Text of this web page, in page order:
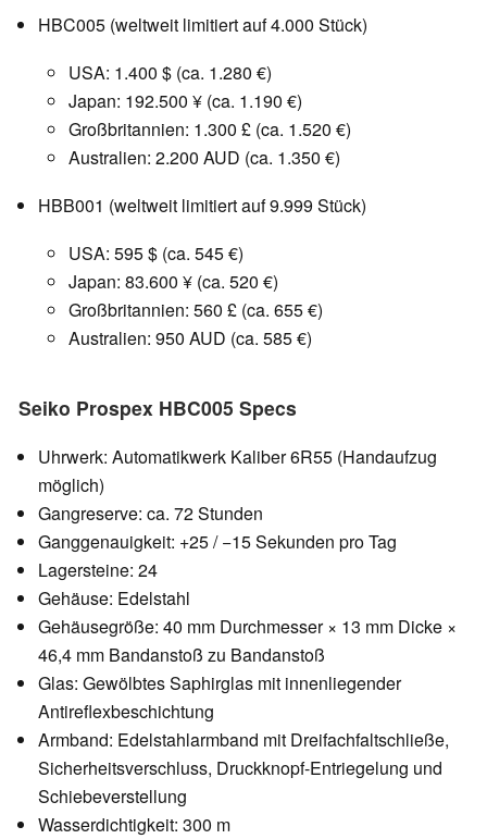
HBC005 (weltweit limitiert auf 4.000 Stück)
USA: 1.400 $ (ca. 1.280 €)
Japan: 192.500 ¥ (ca. 1.190 €)
Großbritannien: 1.300 £ (ca. 1.520 €)
Australien: 2.200 AUD (ca. 1.350 €)
HBB001 (weltweit limitiert auf 9.999 Stück)
USA: 595 $ (ca. 545 €)
Japan: 83.600 ¥ (ca. 520 €)
Großbritannien: 560 £ (ca. 655 €)
Australien: 950 AUD (ca. 585 €)
Seiko Prospex HBC005 Specs
Uhrwerk: Automatikwerk Kaliber 6R55 (Handaufzug
möglich)
Gangreserve: ca. 72 Stunden
Ganggenauigkeit: +25 / −15 Sekunden pro Tag
Lagersteine: 24
Gehäuse: Edelstahl
Gehäusegröße: 40 mm Durchmesser × 13 mm Dicke ×
46,4 mm Bandanstoß zu Bandanstoß
Glas: Gewölbtes Saphirglas mit innenliegender
Antireflexbeschichtung
Armband: Edelstahlarmband mit Dreifachfaltschließe,
Sicherheitsverschluss, Druckknopf-Entriegelung und
Schiebeverstellung
Wasserdichtigkeit: 300 m